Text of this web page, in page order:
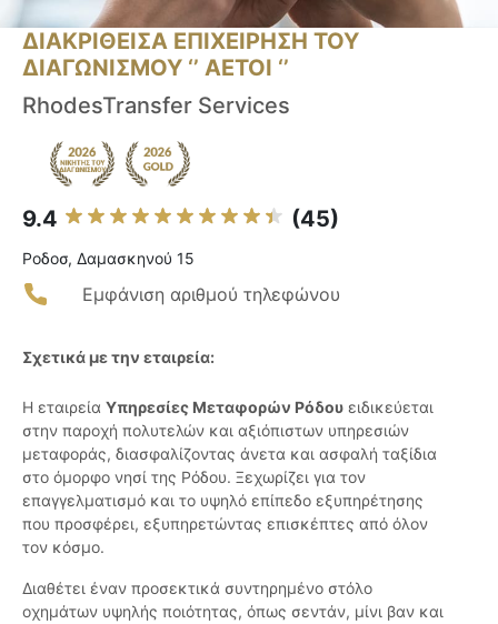
ΔΙΑΚΡΙΘΕΙΣΑ ΕΠΙΧΕΙΡΗΣΗ ΤΟΥ
ΔΙΑΓΩΝΙΣΜΟΥ ‘’ ΑΕΤΟΙ ‘’
RhodesTransfer Services
9.4 (45)
Ροδοσ, Δαμασκηνού 15
Εμφάνιση αριθμού τηλεφώνου
Σχετικά με την εταιρεία:
Η εταιρεία Υπηρεσίες Μεταφορών Ρόδου ειδικεύεται
στην παροχή πολυτελών και αξιόπιστων υπηρεσιών
μεταφοράς, διασφαλίζοντας άνετα και ασφαλή ταξίδια
στο όμορφο νησί της Ρόδου. Ξεχωρίζει για τον
επαγγελματισμό και το υψηλό επίπεδο εξυπηρέτησης
που προσφέρει, εξυπηρετώντας επισκέπτες από όλον
τον κόσμο.
Διαθέτει έναν προσεκτικά συντηρημένο στόλο
οχημάτων υψηλής ποιότητας, όπως σεντάν, μίνι βαν και